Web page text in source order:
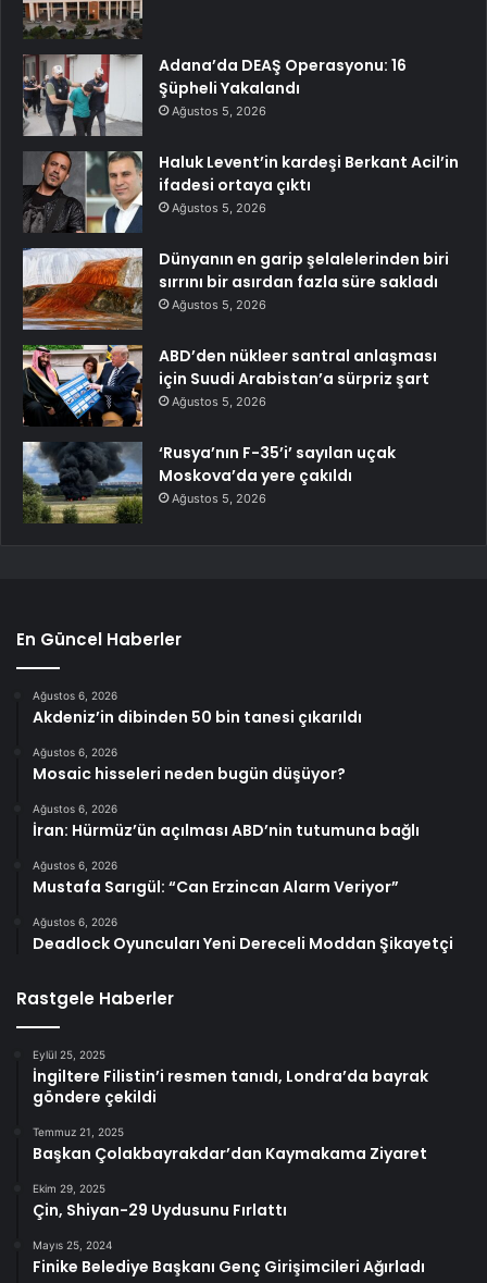
Adana’da DEAŞ Operasyonu: 16
Şüpheli Yakalandı
Ağustos 5, 2026
Haluk Levent’in kardeşi Berkant Acil’in
ifadesi ortaya çıktı
Ağustos 5, 2026
Dünyanın en garip şelalelerinden biri
sırrını bir asırdan fazla süre sakladı
Ağustos 5, 2026
ABD’den nükleer santral anlaşması
için Suudi Arabistan’a sürpriz şart
Ağustos 5, 2026
‘Rusya’nın F-35’i’ sayılan uçak
Moskova’da yere çakıldı
Ağustos 5, 2026
En Güncel Haberler
Ağustos 6, 2026
Akdeniz’in dibinden 50 bin tanesi çıkarıldı
Ağustos 6, 2026
Mosaic hisseleri neden bugün düşüyor?
Ağustos 6, 2026
İran: Hürmüz’ün açılması ABD’nin tutumuna bağlı
Ağustos 6, 2026
Mustafa Sarıgül: “Can Erzincan Alarm Veriyor”
Ağustos 6, 2026
Deadlock Oyuncuları Yeni Dereceli Moddan Şikayetçi
Rastgele Haberler
Eylül 25, 2025
İngiltere Filistin’i resmen tanıdı, Londra’da bayrak
göndere çekildi
Temmuz 21, 2025
Başkan Çolakbayrakdar’dan Kaymakama Ziyaret
Ekim 29, 2025
Çin, Shiyan-29 Uydusunu Fırlattı
Mayıs 25, 2024
Finike Belediye Başkanı Genç Girişimcileri Ağırladı